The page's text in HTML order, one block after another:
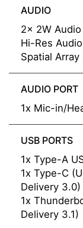
AUDIO
2x 2W
Hi-Res
Spatial
AUDIO PORT
1x Mic-in/
USB PORTS
1x Type-A
1x Type-C
Delivery 3.0)
1x
Delivery 3.1)